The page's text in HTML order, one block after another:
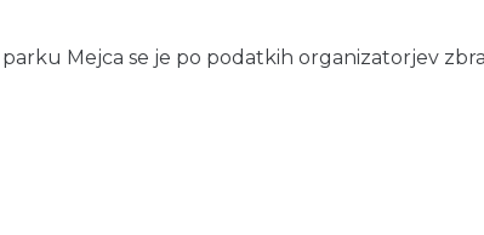
Mejca se je po podatkih organizatorjev